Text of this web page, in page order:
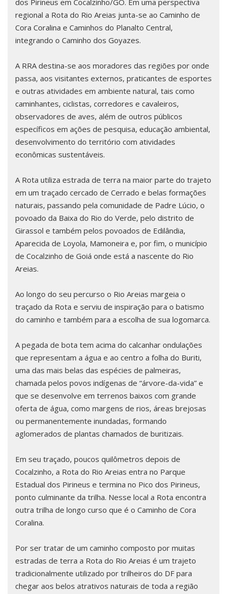
dos Pirineus em Cocalzinho/GO. Em uma perspectiva
regional a Rota do Rio Areias junta-se ao Caminho de
Cora Coralina e Caminhos do Planalto Central,
integrando o Caminho dos Goyazes.
A RRA destina-se aos moradores das regiões por onde
passa, aos visitantes externos, praticantes de esportes
e outras atividades em ambiente natural, tais como
caminhantes, ciclistas, corredores e cavaleiros,
observadores de aves, além de outros públicos
específicos em ações de pesquisa, educação ambiental,
desenvolvimento do território com atividades
econômicas sustentáveis.
A Rota utiliza estrada de terra na maior parte do trajeto
em um traçado cercado de Cerrado e belas formações
naturais, passando pela comunidade de Padre Lúcio, o
povoado da Baixa do Rio do Verde, pelo distrito de
Girassol e também pelos povoados de Edilândia,
Aparecida de Loyola, Mamoneira e, por fim, o município
de Cocalzinho de Goiá onde está a nascente do Rio
Areias.
Ao longo do seu percurso o Rio Areias margeia o
traçado da Rota e serviu de inspiração para o batismo
do caminho e também para a escolha de sua logomarca.
A pegada de bota tem acima do calcanhar ondulações
que representam a água e ao centro a folha do Buriti,
uma das mais belas das espécies de palmeiras,
chamada pelos povos indígenas de “árvore-da-vida” e
que se desenvolve em terrenos baixos com grande
oferta de água, como margens de rios, áreas brejosas
ou permanentemente inundadas, formando
aglomerados de plantas chamados de buritizais.
Em seu traçado, poucos quilômetros depois de
Cocalzinho, a Rota do Rio Areias entra no Parque
Estadual dos Pirineus e termina no Pico dos Pirineus,
ponto culminante da trilha. Nesse local a Rota encontra
outra trilha de longo curso que é o Caminho de Cora
Coralina.
Por ser tratar de um caminho composto por muitas
estradas de terra a Rota do Rio Areias é um trajeto
tradicionalmente utilizado por trilheiros do DF para
chegar aos belos atrativos naturais de toda a região